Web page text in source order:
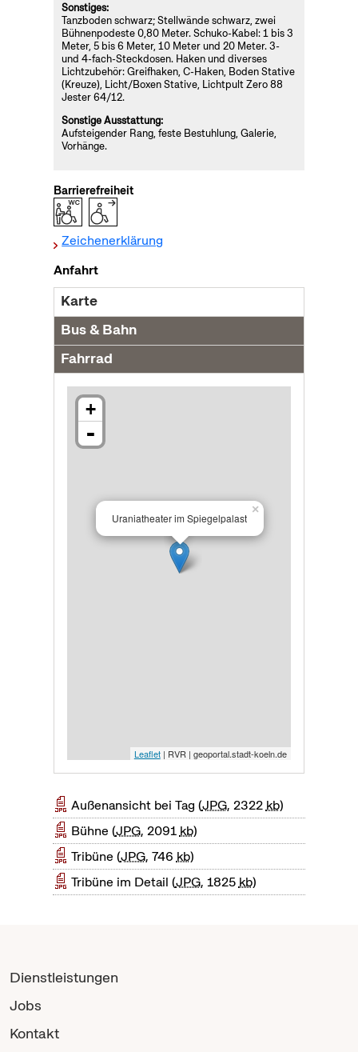
Sonstiges:
Tanzboden schwarz; Stellwände schwarz, zwei
Bühnenpodeste 0,80 Meter. Schuko-Kabel: 1 bis 3
Meter, 5 bis 6 Meter, 10 Meter und 20 Meter. 3-
und 4-fach-Steckdosen. Haken und diverses
Lichtzubehör: Greifhaken, C-Haken, Boden Stative
(Kreuze), Licht/Boxen Stative, Lichtpult Zero 88
Jester 64/12.
Sonstige Ausstattung:
Aufsteigender Rang, feste Bestuhlung, Galerie,
Vorhänge.
Barrierefreiheit
Zeichenerklärung
Anfahrt
Karte
Bus & Bahn
Fahrrad
×
Uraniatheater im Spiegelpalast
+
-
Leaflet| RVR | geoportal.stadt-koeln.de
Außenansicht bei Tag JPG, 2322 kb
Bühne JPG, 2091 kb
Tribüne JPG, 746 kb
Tribüne im Detail JPG, 1825 kb
Dienstleistungen
Jobs
Kontakt